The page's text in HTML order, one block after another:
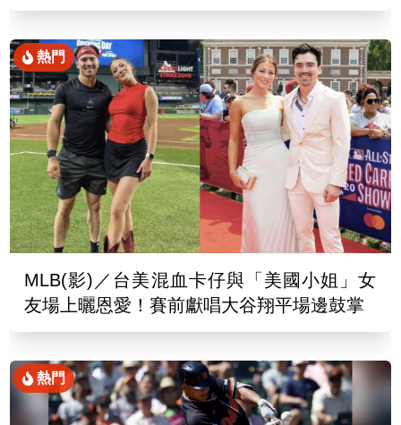
熱門
MLB(影)／台美混血卡仔與「美國小姐」女
友場上曬恩愛！賽前獻唱大谷翔平場邊鼓掌
熱門